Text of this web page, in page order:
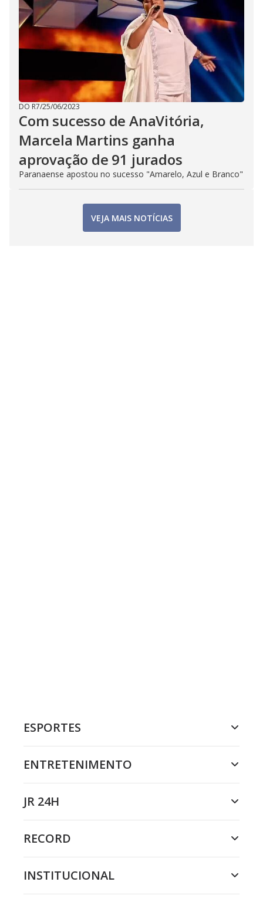
DO R7/25/06/2023
Com sucesso de AnaVitória,
Marcela Martins ganha
aprovação de 91 jurados
Paranaense apostou no sucesso "Amarelo, Azul e Branco"
VEJA MAIS NOTÍCIAS
ESPORTES
ENTRETENIMENTO
JR 24H
RECORD
INSTITUCIONAL